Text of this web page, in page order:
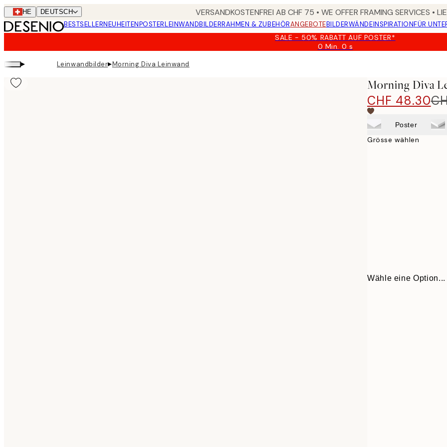
Skip
to
main
CHE DEUTSCH VERSANDKOSTENFREI AB CHF 75 • WE OFFER FRAMING SERVICES •
BESTSELLERNEUHEITENPOSTERLEINWANDBILDERRAHMEN & ZUBEHÖRANGEBOTEBILDERWÄNDEINSPIRATIONFÜR
SALE - 50% RABATT AUF POSTER*
0 Min. 0 s
Gültig
▸ Leinwandbilder▸Morning Diva Leinwand
Morning Diva
CHF 48.30
Poster
Grösse wählen
Wähle eine Option...